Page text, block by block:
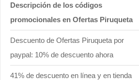
Descripción de los códigos
promocionales en Ofertas Piruqueta
Descuento de Ofertas Piruqueta por
paypal: 10% de descuento ahora
41% de descuento en línea y en tienda